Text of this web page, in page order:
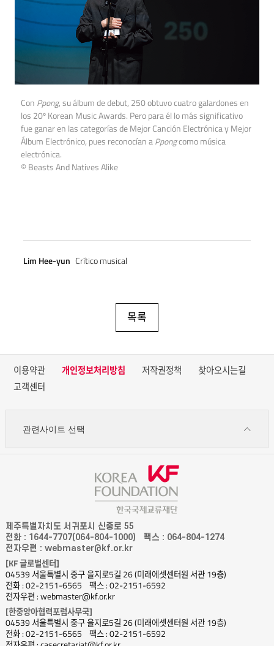
Con Ppong, su álbum de debut, 250 obtuvo cuatro galardones en
los 20º Korean Music Awards. Pero para él lo más significativo
fue ganar en las categorías de Mejor Canción Electrónica y Mejor
Álbum Electrónico, pues reconocían a Ppongcomo música
electrónica.
© Beasts And Natives Alike
Lim Hee-yun Crítico musical
목록
이용약관 개인정보처리방침 저작권정책
찾아오시는길
고객센터
관련사이트 선택
제주특별자치도 서귀포시 신중로 55
전화 : 1644-7707(064-804-1000)
팩스 : 064-804-1274
전자우편 : webmaster@kf.or.kr
[KF 글로벌센터]
04539 서울특별시 중구 을지로5길 26 (미래에셋센터원 서관 19층)
전화 : 02-2151-6565
팩스 : 02-2151-6592
전자우편 : webmaster@kf.or.kr
[한중앙아협력포럼사무국]
04539 서울특별시 중구 을지로5길 26 (미래에셋센터원 서관 19층)
전화 : 02-2151-6565
팩스 : 02-2151-6592